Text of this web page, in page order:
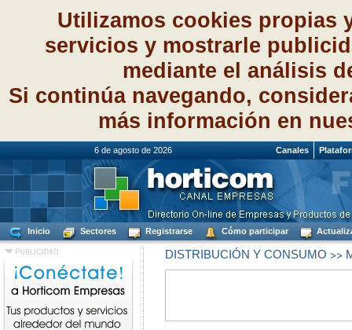
Utilizamos cookies propias
servicios y mostrarle
mediante el análisis
Si continúa navegando,
más información en
6 de agosto de 2026 Canales
Inicio Sectores Registrarse Cómo participar
DISTRIBUCIÓN Y CONSUMO >>